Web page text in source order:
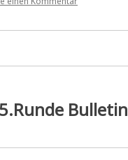
Bulletin